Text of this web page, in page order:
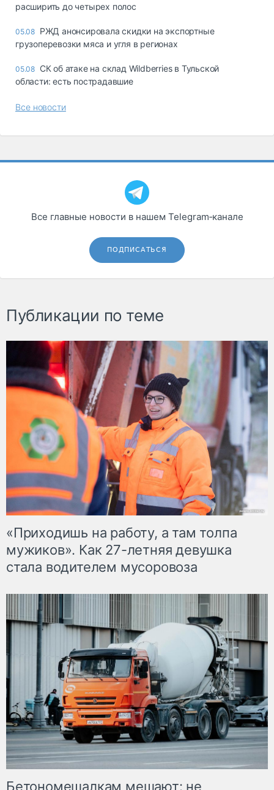
расширить до четырех полос
05.08 РЖД анонсировала скидки на экспортные
грузоперевозки мяса и угля в регионах
05.08 СК об атаке на склад Wildberries в Тульской
области: есть пострадавшие
Все новости
Все главные новости в нашем Telegram‑канале
ПОДПИСАТЬСЯ
Публикации по теме
«Приходишь на работу, а там толпа
мужиков». Как 27-летняя девушка
стала водителем мусоровоза
Бетономешалкам мешают: не